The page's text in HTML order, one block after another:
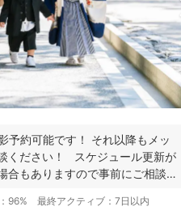
予約可能です！ それ以降もメッ
ください！ スケジュール更新が
合もありますので事前にご相談く
96% 最終アクティブ： 7日以内